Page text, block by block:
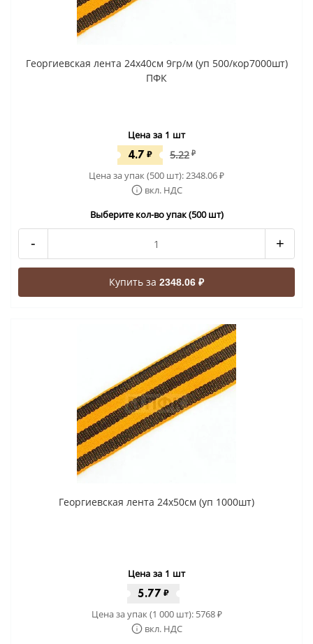
Георгиевская лента 24x40cм 9гр/м (уп 500/кор7000шт)
ПФК
Цена за 1 шт
4.7₽ 5.22 ₽
Цена за упак (500 шт):2348.06₽
вкл. НДС
Выберите кол-во упак (500 шт)
- +
Купить за 2348.06 ₽
Георгиевская лента 24x50cм (уп 1000шт)
Цена за 1 шт
5.77 ₽
Цена за упак (1 000 шт): 5768₽
вкл. НДС